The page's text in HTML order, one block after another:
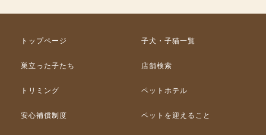
トップページ 子犬・子猫一覧
巣立った子たち 店舗検索
トリミング ペットホテル
安心補償制度 ペットを迎えること